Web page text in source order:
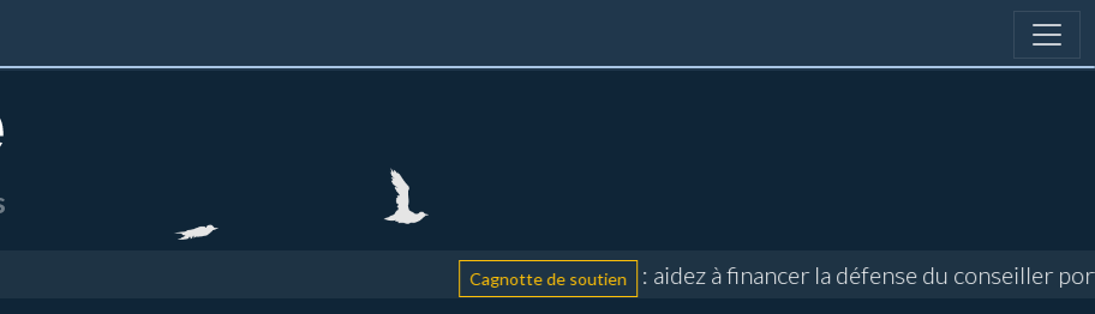
Cagnotte de soutien : aidez à financer la défense du conseiller